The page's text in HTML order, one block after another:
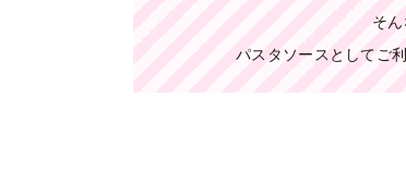
そ
パスタソースとしてご